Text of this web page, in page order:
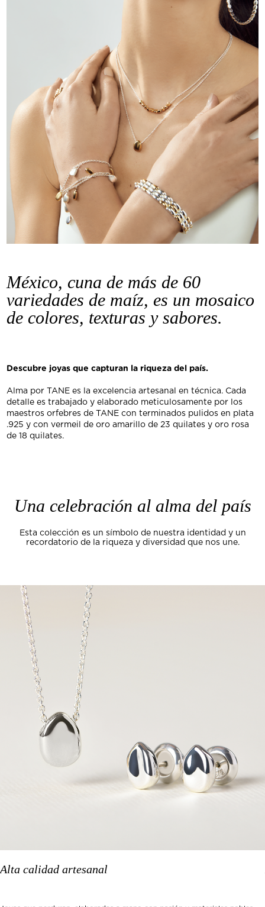
México, cuna de más de 60
variedades de maíz, es un mosaico
de colores, texturas y sabores.
Descubre joyas que capturan la riqueza del país.
Alma por TANE es la excelencia artesanal en técnica. Cada
detalle es trabajado y elaborado meticulosamente por los
maestros orfebres de TANE con terminados pulidos en plata
.925 y con vermeil de oro amarillo de 23 quilates y oro rosa
de 18 quilates.
Una celebración al alma del país
Esta colección es un símbolo de nuestra identidad y un
recordatorio de la riqueza y diversidad que nos une.
Alta calidad artesanal